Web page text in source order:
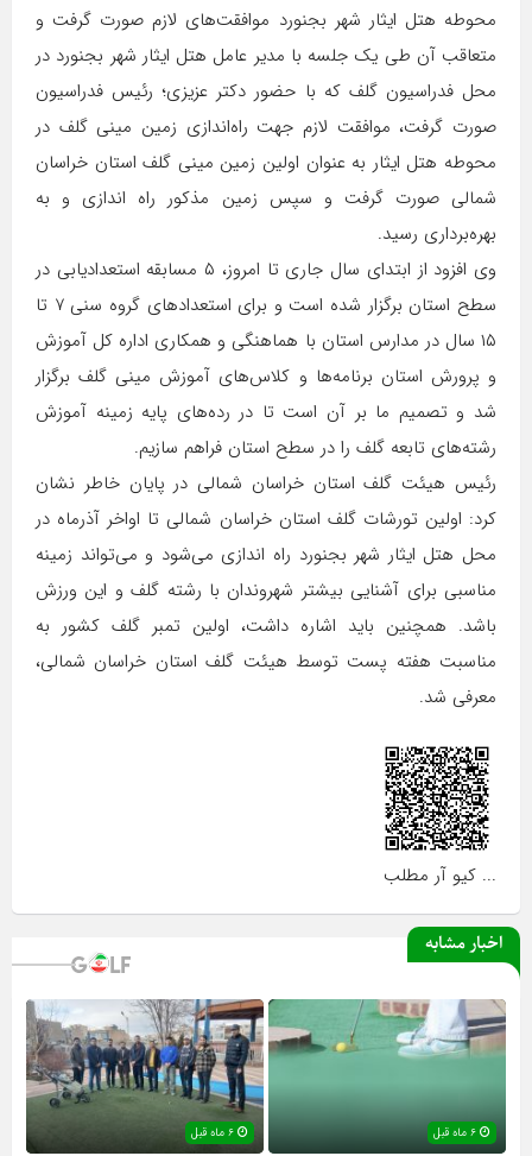
محوطه هتل ایثار شهر بجنورد موافقت‌های لازم صورت گرفت و
متعاقب آن طی یک جلسه با مدیر عامل هتل ایثار شهر بجنورد در
محل فدراسیون گلف که با حضور دکتر عزیزی؛ رئیس فدراسیون
صورت گرفت، موافقت لازم جهت راه‌اندازی زمین مینی گلف در
محوطه هتل ایثار به عنوان اولین زمین مینی گلف استان خراسان
شمالی صورت گرفت و سپس زمین مذکور راه اندازی و به
بهره‌برداری رسید.
وی افزود از ابتدای سال جاری تا امروز، ۵ مسابقه استعدادیابی در
سطح استان برگزار شده است و برای استعدادهای گروه سنی ۷ تا
۱۵ سال در مدارس استان با هماهنگی و همکاری اداره کل آموزش
و پرورش استان برنامه‌ها و کلاس‌های آموزش مینی گلف برگزار
شد و تصمیم ما بر آن است تا در رده‌های پایه زمینه آموزش
رشته‌های تابعه گلف را در سطح استان فراهم سازیم.
رئیس هیئت گلف استان خراسان شمالی در پایان خاطر نشان
کرد: اولین تورشات گلف استان خراسان شمالی تا اواخر آذرماه در
محل هتل ایثار شهر بجنورد راه اندازی می‌شود و می‌تواند زمینه
مناسبی برای آشنایی بیشتر شهروندان با رشته گلف و این ورزش
باشد. همچنین باید اشاره داشت، اولین تمبر گلف کشور به
مناسبت هفته پست توسط هیئت گلف استان خراسان شمالی،
معرفی شد.
... کیو آر مطلب
اخبار مشابه
۶ ماه قبل